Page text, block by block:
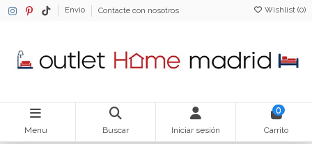
Envio Contacte con nosotros Wishlist (0)
Menu Buscar Iniciar sesión
0
Carrito